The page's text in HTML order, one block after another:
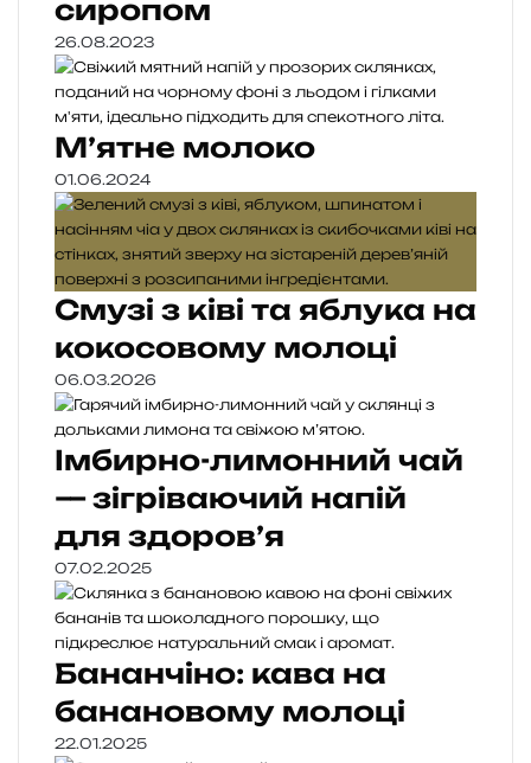
сиропом
26.08.2023
М’ятне молоко
01.06.2024
Смузі з ківі та яблука на
кокосовому молоці
06.03.2026
Імбирно-лимонний чай
— зігріваючий напій
для здоров’я
07.02.2025
Бананчіно: кава на
банановому молоці
22.01.2025